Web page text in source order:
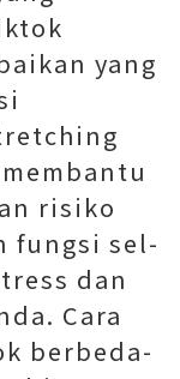
yang
risiko
fungsi sel-
dan
Cara
berbeda-